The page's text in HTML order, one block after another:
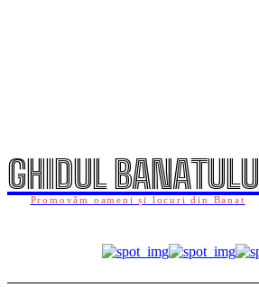
GHIDUL BANATULUI
Promovăm oameni și locuri din Banat